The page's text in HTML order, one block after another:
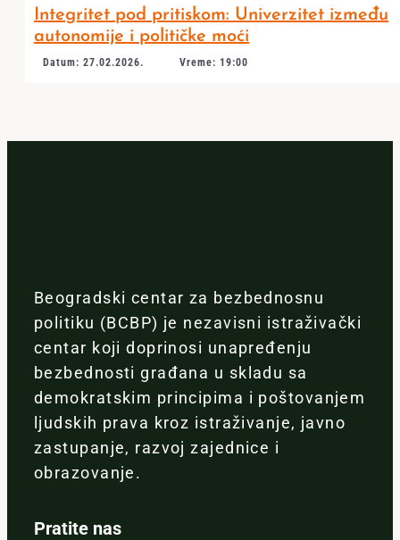
Integritet pod pritiskom: Univerzitet između
autonomije i političke moći
Datum: 27.02.2026. Vreme: 19:00
Beogradski centar za bezbednosnu
politiku (BCBP) je nezavisni istraživački
centar koji doprinosi unapređenju
bezbednosti građana u skladu sa
demokratskim principima i poštovanjem
ljudskih prava kroz istraživanje, javno
zastupanje, razvoj zajednice i
obrazovanje.
Pratite nas